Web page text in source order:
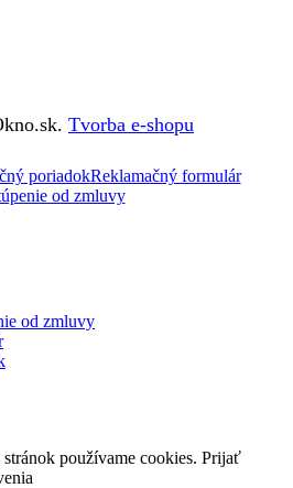
Tvorba e-shopu
poriadokReklamačný formulár
od zmluvy
od zmluvy
používame cookies. Prijať